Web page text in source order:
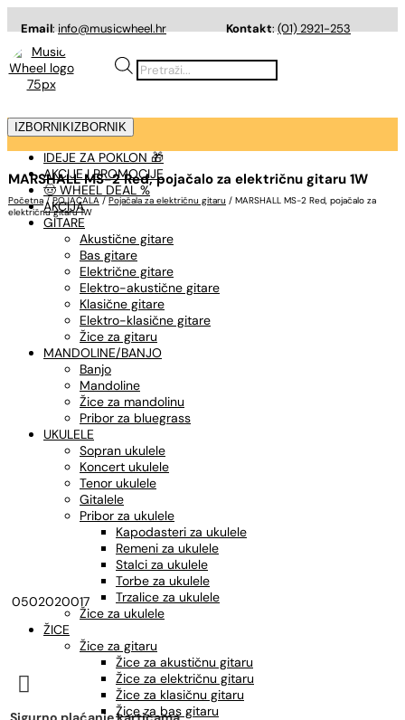
Email:info@musicwheel.hr Kontakt:(01) 2921-253
Products
search
IZBORNIK IZBORNIK
IDEJE ZA POKLON 🎁
AKCIJE I PROMOCIJE
🤠 WHEEL DEAL %
AKCIJA
GITARE
Akustične gitare
Bas gitare
Električne gitare
Elektro-akustične gitare
Klasične gitare
Elektro-klasične gitare
Žice za gitaru
MANDOLINE/BANJO
Banjo
Mandoline
Žice za mandolinu
Pribor za bluegrass
UKULELE
Sopran ukulele
Koncert ukulele
Tenor ukulele
Gitalele
Pribor za ukulele
Kapodasteri za ukulele
Remeni za ukulele
Stalci za ukulele
Torbe za ukulele
Trzalice za ukulele
Žice za ukulele
ŽICE
Žice za gitaru
Žice za akustičnu gitaru
Žice za električnu gitaru
Žice za klasičnu gitaru
Žice za bas gitaru
MARSHALL MS-2 Red, pojačalo za električnu gitaru 1W
Početna / POJAČALA / Pojačala za električnu gitaru / MARSHALL MS-2 Red, pojačalo za
električnu gitaru 1W
0502020017
